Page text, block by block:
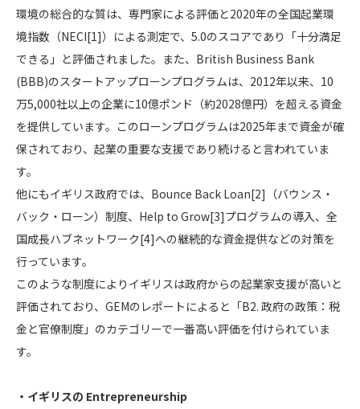
環境の総合的な質は、専門家による評価と2020年の全国起業環
境指数（NECI[1]）による測定で、5.0のスコアであり「十分満足
できる」と評価されました。また、British Business Bank
(BBB)のスタートアップローンプログラムは、2012年以来、10
万5,000社以上の企業に10億ポンド（約2028億円）を超える資金
を提供しています。このローンプログラムは2025年まで資金が確
保されており、起業の重要な支援であり続けると言われていま
す。
他にもイギリス政府では、Bounce Back Loan[2] （バウンス・
バック・ローン）制度、Help to Grow[3]プログラムの導入、全
国成長ハブネットワーク[4]への継続的な資金提供などの対策を
行っています。
このような制度によりイギリスは政府からの起業家支援が高いと
評価されており、GEMのレポートによると「B2. 政府の政策：税
金と官僚制度」のカテゴリーで一番高い評価を付けられていま
す。
・イギリスの Entrepreneurship